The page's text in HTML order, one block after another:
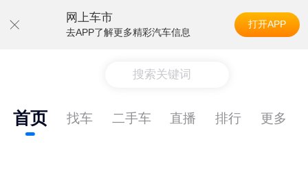
网上车市
去APP了解更多精彩汽车信息
打开APP
搜索关键词
首页 找车 二手车 直播 排行 更多